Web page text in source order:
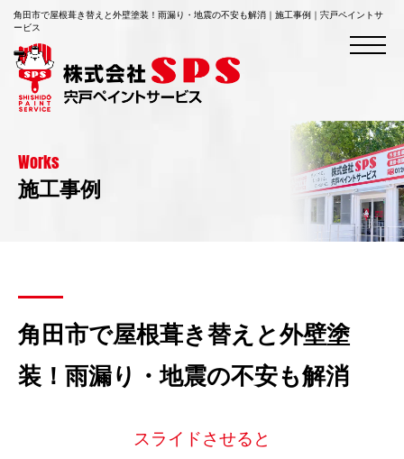
角田市で屋根葺き替えと外壁塗装！雨漏り・地震の不安も解消｜施工事例｜宍戸ペイントサ
ービス
Works
施工事例
角田市で屋根葺き替えと外壁塗
装！雨漏り・地震の不安も解消
スライドさせると